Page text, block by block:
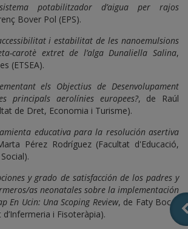
potabilitzador d’aigua per rajos
Bover Pol (EPS).
i estabilitat de les nanoemulsions
-carotè extret de l’alga Dunaliella Salina,
(ETSEA).
els Objectius de Desenvolupament
principals aerolínies europees?, de Raúl
de Dret, Economia i Turisme).
educativa para la resolución asertiva
Pérez Rodríguez (Facultat d'Educació,
y grado de satisfacción de los padres y
as neonatales sobre la implementación
En Ucin: Una Scoping Review, de Faty Bocar
i Fisoteràpia).